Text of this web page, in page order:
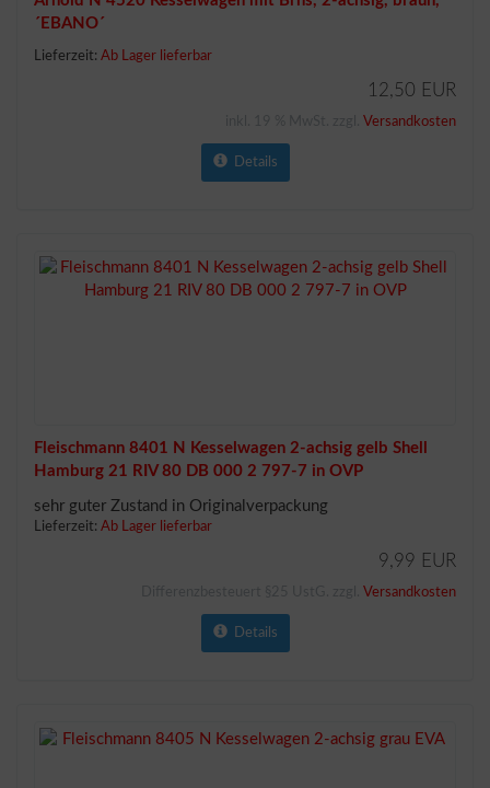
´EBANO´
Lieferzeit: Ab Lager lieferbar
12,50 EUR
Versandkosten
Details
Fleischmann 8401 N Kesselwagen 2-achsig gelb Shell
Hamburg 21 RIV 80 DB 000 2 797-7 in OVP
sehr guter Zustand in Originalverpackung
Lieferzeit: Ab Lager lieferbar
9,99 EUR
Versandkosten
Details